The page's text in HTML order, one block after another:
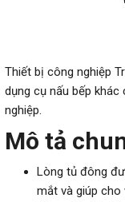
Thiết bị công nghiệp
dụng cụ nấu bếp
nghiệp.
Mô tả
Lòng tủ đông
mắt và giúp cho